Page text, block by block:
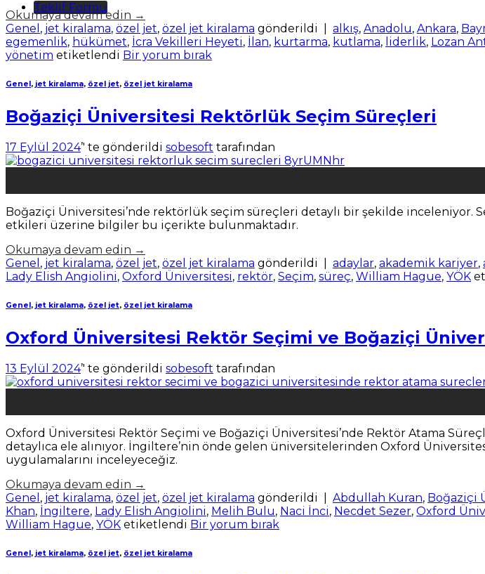
Teklif Formu
Okumaya devam edin →
Genel , jet kiralama, özel jet, özel jet kiralama gönderildi alkış, Anadolu, Ankara,
egemenlik, hükümet, İcra Vekilleri Heyeti, İlan, kurtarma, kutlama, liderlik, Lozan
yönetim etiketlendi Bir yorum bırak
Genel , jet kiralama, özel jet, özel jet kiralama
Boğaziçi Üniversitesi Rektörlük Seçim Süreçleri
17 Eylül 2024’' te gönderildi sobesoft tarafından
Boğaziçi Üniversitesi’nde rektörlük seçim süreçleri detaylı bir şekilde inceleniyor.
etkileri üzerine bilgiler bu içerikte bulunmaktadır.
Okumaya devam edin →
Genel , jet kiralama, özel jet, özel jet kiralama gönderildi adaylar, akademik kariyer,
Lady Elish Angiolini, Oxford Üniversitesi, rektör, Seçim, süreç, William Hague, YÖK
Genel, jet kiralama, özel jet, özel jet kiralama
Oxford Üniversitesi Rektör Seçimi ve Boğaziçi
13 Eylül 2024’' te gönderildi sobesoft tarafından
Oxford Üniversitesi Rektör Seçimi ve Boğaziçi Üniversitesi’nde Rektör Atama
detaylıca ele alınıyor. İngiltere’nin önde gelen üniversitelerinden Oxford
uygulamalarını inceleyeceğiz.
Okumaya devam edin →
Genel , jet kiralama, özel jet, özel jet kiralama gönderildi Abdullah Kuran, Boğaziçi
Khan, İngiltere, Lady Elish Angiolini, Melih Bulu, Naci İnci, Necdet Sezer, Oxford
William Hague, YÖK etiketlendi Bir yorum bırak
Genel, jet kiralama, özel jet, özel jet kiralama